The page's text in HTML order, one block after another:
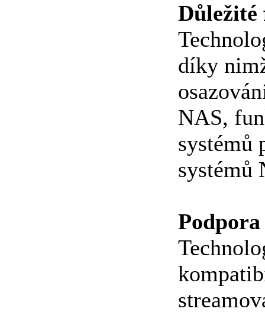
Důležité
díky
NAS,
systémů
systémů